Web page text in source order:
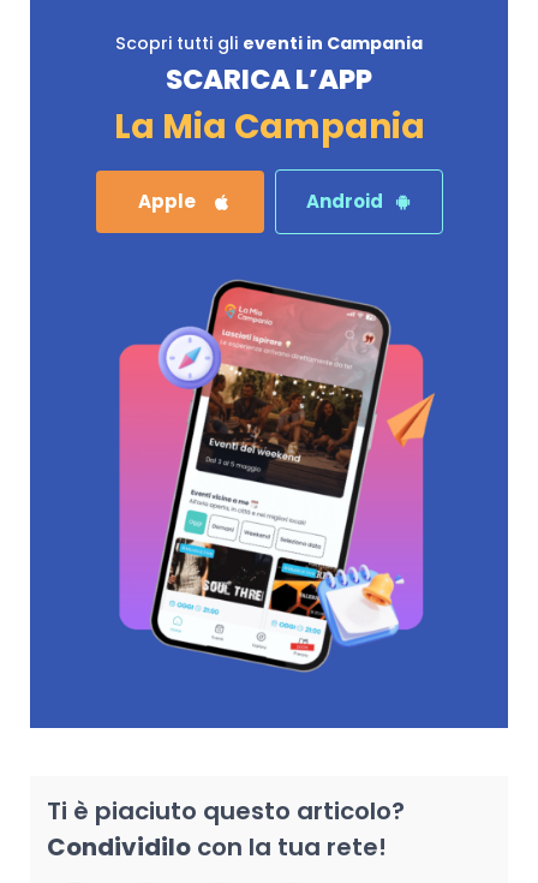
Scopri tutti gli eventi in Campania
SCARICA L’APP
La Mia Campania
Apple Android
Ti è piaciuto questo articolo?
Condividilocon la tua rete!